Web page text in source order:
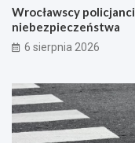
Wrocławscy
niebezpieczeństwa
6 sierpnia 2026